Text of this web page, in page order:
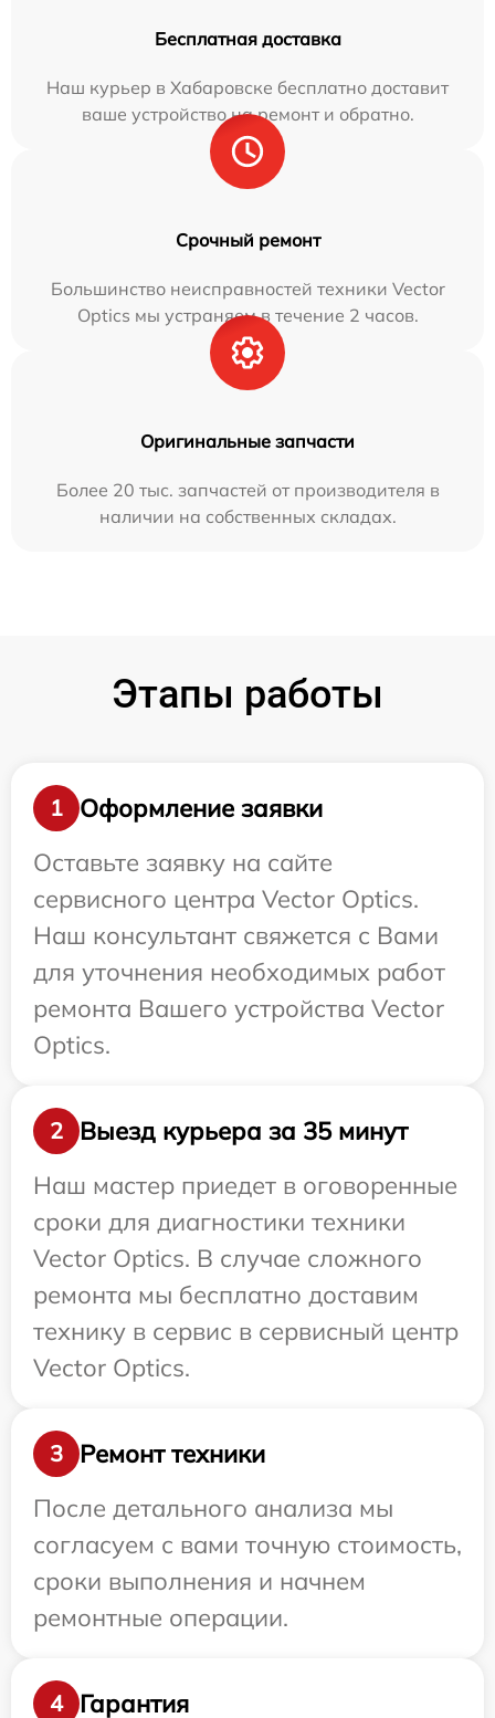
Бесплатная доставка
Наш курьер в Хабаровске бесплатно доставит
ваше устройство на ремонт и обратно.
Срочный ремонт
Большинство неисправностей техники Vector
Optics мы устраняем в течение 2 часов.
Оригинальные запчасти
Более 20 тыс. запчастей от производителя в
наличии на собственных складах.
Этапы работы
1
Оформление заявки
Оставьте заявку на сайте
сервисного центра Vector Optics.
Наш консультант свяжется с Вами
для уточнения необходимых работ
ремонта Вашего устройства Vector
Optics.
2
Выезд курьера за 35 минут
Наш мастер приедет в оговоренные
сроки для диагностики техники
Vector Optics. В случае сложного
ремонта мы бесплатно доставим
технику в сервис в сервисный центр
Vector Optics.
3
Ремонт техники
После детального анализа мы
согласуем с вами точную стоимость,
сроки выполнения и начнем
ремонтные операции.
4 Гарантия